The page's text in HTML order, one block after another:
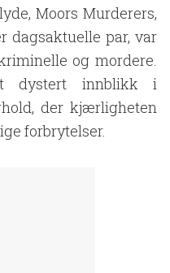
Moors Murderers,
dagsaktuelle par, var
og mordere.
dystert innblikk i
der kjærligheten
forbrytelser.